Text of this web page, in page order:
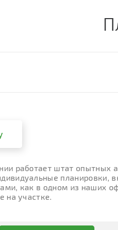
работает штат опытных
планировки,
как в одном из наших
на участке.